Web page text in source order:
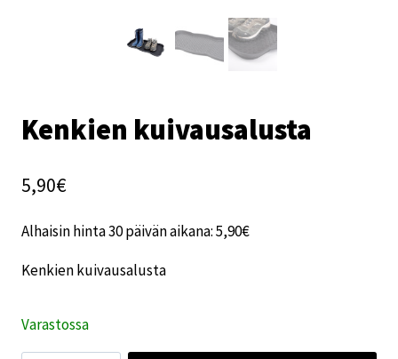
Kenkien kuivausalusta
5,90€
Alhaisin hinta 30 päivän aikana:5,90€
Kenkien kuivausalusta
Varastossa